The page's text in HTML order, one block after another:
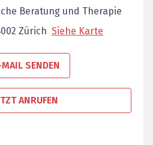
Beratung und Therapie
Zürich Siehe Karte
SENDEN
ANRUFEN